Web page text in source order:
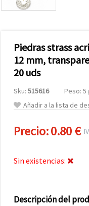
Piedras strass
12 mm,
20 uds
Sku: 515616 Peso: 5
Añadir a la lista de
Precio:0.80 €
Sin existencias:
Descripción del